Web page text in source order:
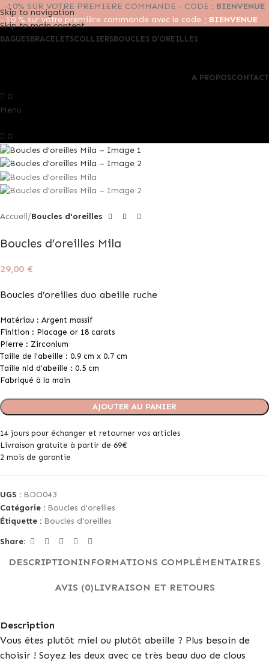
Skip to navigation
Skip to main content
-10% SUR VOTRE PREMIERE COMMANDE - CODE : BIENVENUE
- 10 % sur votre première commande avec le code ; BIENVENUE
BAGUESBRACELETSCOLLIERSBOUCLES D’OREILLES
A PROPOSCONTACT
0
Menu
0
Accueil Boucles d'oreilles
Boucles d’oreilles Mila
29,00 €
Boucles d’oreilles duo abeille ruche
Matériau : Argent massif
Finition : Placage or 18 carats
Pierre : Zirconium
Taille de l'abeille : 0.9 cm x 0.7 cm
Taille nid d'abeille : 0.5 cm
Fabriqué à la main
AJOUTER AU PANIER
14 jours pour échanger et retourner vos articles
Livraison gratuite à partir de 69€
2 mois de garantie
UGS : BDO043
Catégorie : Boucles d'oreilles
Étiquette : Boucles d'oreilles
Share:
DESCRIPTIONINFORMATIONS COMPLÉMENTAIRES
AVIS (0)LIVRAISON ET RETOURS
Description
Vous êtes plutôt miel ou plutôt abeille ? Plus besoin de
choisir ! Soyez les deux avec ce très beau duo de clous